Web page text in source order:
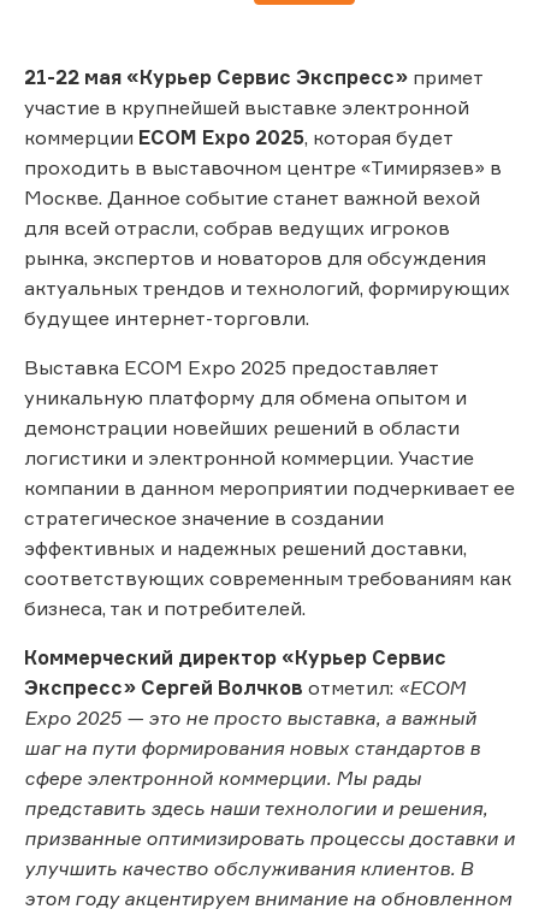
21-22 мая «Курьер Сервис Экспресс» примет
участие в крупнейшей выставке электронной
коммерции ECOM Expo 2025, которая будет
проходить в выставочном центре «Тимирязев» в
Москве. Данное событие станет важной вехой
для всей отрасли, собрав ведущих игроков
рынка, экспертов и новаторов для обсуждения
актуальных трендов и технологий, формирующих
будущее интернет-торговли.
Выставка ECOM Expo 2025 предоставляет
уникальную платформу для обмена опытом и
демонстрации новейших решений в области
логистики и электронной коммерции. Участие
компании в данном мероприятии подчеркивает ее
стратегическое значение в создании
эффективных и надежных решений доставки,
соответствующих современным требованиям как
бизнеса, так и потребителей.
Коммерческий директор «Курьер Сервис
Экспресс» Сергей Волчков отметил: «ECOM
Expo 2025 — это не просто выставка, а важный
шаг на пути формирования новых стандартов в
сфере электронной коммерции. Мы рады
представить здесь наши технологии и решения,
призванные оптимизировать процессы доставки и
улучшить качество обслуживания клиентов. В
этом году акцентируем внимание на обновленном